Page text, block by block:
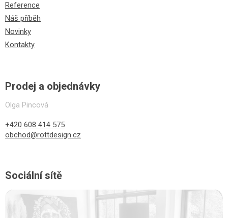
Reference
Náš příběh
Novinky
Kontakty
Prodej a objednávky
Olga Pincová
+420 608 414 575
obchod@rottdesign.cz
Sociální sítě